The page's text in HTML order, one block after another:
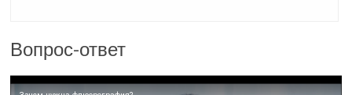
Вопрос-ответ